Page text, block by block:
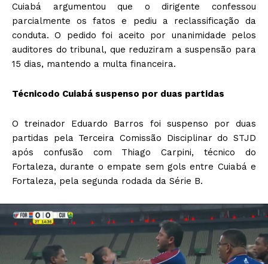
Cuiabá argumentou que o dirigente confessou
parcialmente os fatos e pediu a reclassificação da
conduta. O pedido foi aceito por unanimidade pelos
auditores do tribunal, que reduziram a suspensão para
15 dias, mantendo a multa financeira.
Técnicodo Cuiabá suspenso por duas partidas
O treinador Eduardo Barros foi suspenso por duas
partidas pela Terceira Comissão Disciplinar do STJD
após confusão com Thiago Carpini, técnico do
Fortaleza, durante o empate sem gols entre Cuiabá e
Fortaleza, pela segunda rodada da Série B.